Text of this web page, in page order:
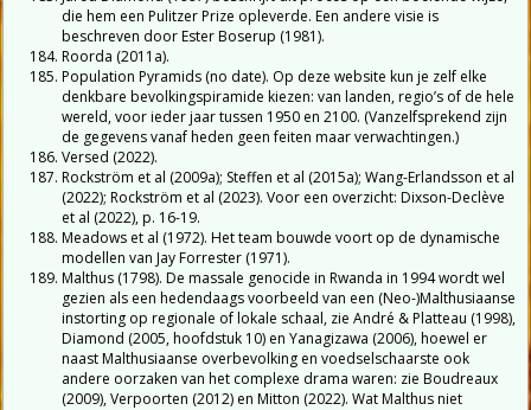
die hem een Pulitzer Prize opleverde. Een andere visie is
beschreven door Ester Boserup (1981).
Roorda (2011a).
Population Pyramids (no date). Op deze website kun je zelf elke
denkbare bevolkingspiramide kiezen: van landen, regio’s of de hele
wereld, voor ieder jaar tussen 1950 en 2100. (Vanzelfsprekend zijn
de gegevens vanaf heden geen feiten maar verwachtingen.)
Versed (2022).
Rockström et al (2009a); Steffen et al (2015a); Wang-Erlandsson et al
(2022); Rockström et al (2023). Voor een overzicht: Dixson-Declève
et al (2022), p. 16-19.
Meadows et al (1972). Het team bouwde voort op de dynamische
modellen van Jay Forrester (1971).
Malthus (1798). De massale genocide in Rwanda in 1994 wordt wel
gezien als een hedendaags voorbeeld van een (Neo-)Malthusiaanse
instorting op regionale of lokale schaal, zie André & Platteau (1998),
Diamond (2005, hoofdstuk 10) en Yanagizawa (2006), hoewel er
naast Malthusiaanse overbevolking en voedselschaarste ook
andere oorzaken van het complexe drama waren: zie Boudreaux
(2009), Verpoorten (2012) en Mitton (2022). Wat Malthus niet